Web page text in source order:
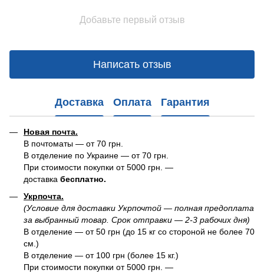
Добавьте первый отзыв
Написать отзыв
Доставка Оплата Гарантия
Новая почта.
В почтоматы — от 70 грн.
В отделение по Украине — от 70 грн.
При стоимости покупки от 5000 грн. —
доставка бесплатно.
Укрпочта.
(Условие для доставки Укрпочтой — полная предоплата
за выбранный товар. Срок отправки — 2-3 рабочих дня)
В отделение — от 50 грн (до 15 кг со стороной не более 70
см.)
В отделение — от 100 грн (более 15 кг.)
При стоимости покупки от 5000 грн. —